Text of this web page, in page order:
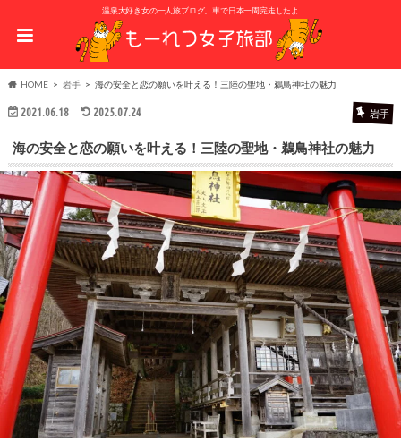
温泉大好き女の一人旅ブログ。車で日本一周完走したよ
HOME 岩手 海の安全と恋の願いを叶える！三陸の聖地・鵜鳥神社の魅力
2021.06.18 2025.07.24 岩手
海の安全と恋の願いを叶える！三陸の聖地・鵜鳥神社の魅力